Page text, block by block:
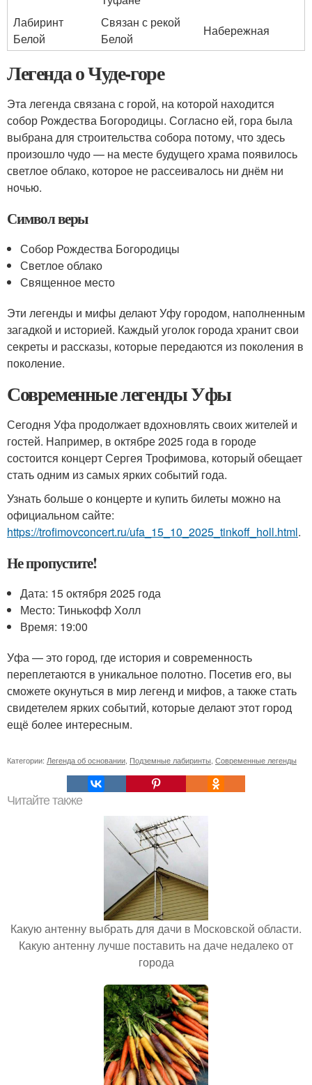
Лабиринт
Белой
Связан с рекой
Белой
Набережная
Легенда о Чуде-горе
Эта легенда связана с горой, на которой находится
собор Рождества Богородицы. Согласно ей, гора была
выбрана для строительства собора потому, что здесь
произошло чудо — на месте будущего храма появилось
светлое облако, которое не рассеивалось ни днём ни
ночью.
Символ веры
Собор Рождества Богородицы
Светлое облако
Священное место
Эти легенды и мифы делают Уфу городом, наполненным
загадкой и историей. Каждый уголок города хранит свои
секреты и рассказы, которые передаются из поколения в
поколение.
Современные легенды Уфы
Сегодня Уфа продолжает вдохновлять своих жителей и
гостей. Например, в октябре 2025 года в городе
состоится концерт Сергея Трофимова, который обещает
стать одним из самых ярких событий года.
Узнать больше о концерте и купить билеты можно на
официальном сайте:
https://trofimovconcert.ru/ufa_15_10_2025_tinkoff_holl.html.
Не пропустите!
Дата: 15 октября 2025 года
Место: Тинькофф Холл
Время: 19:00
Уфа — это город, где история и современность
переплетаются в уникальное полотно. Посетив его, вы
сможете окунуться в мир легенд и мифов, а также стать
свидетелем ярких событий, которые делают этот город
ещё более интересным.
Категории: Легенда об основании Подземные лабиринты Современные легенды
Читайте также
Какую антенну выбрать для дачи в Московской области.
Какую антенну лучше поставить на даче недалеко от
города